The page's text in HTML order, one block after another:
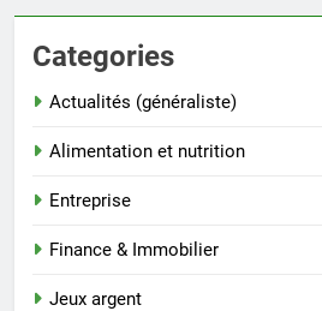
Categories
Actualités (généraliste)
Alimentation et nutrition
Entreprise
Finance & Immobilier
Jeux argent